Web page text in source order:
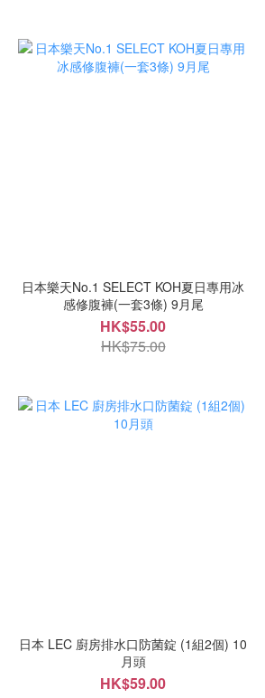
日本樂天No.1 SELECT KOH夏日專用冰
感修腹褲(一套3條) 9月尾
HK$55.00
HK$75.00
日本 LEC 廚房排水口防菌錠 (1組2個) 10
月頭
HK$59.00